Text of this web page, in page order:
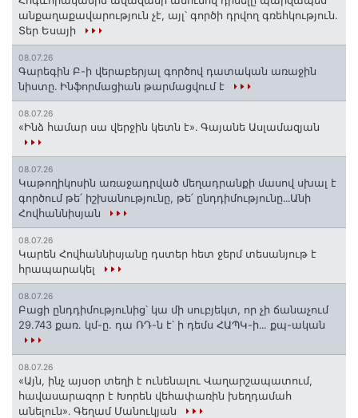
անքաղաքավարություն չէ, այլ՝ գործի դրվող գռեհկություն.
Տեր Եսայի
08.07.26
Գարեգին Բ-ի վերաբերյալ գործով դատական առաջին
նիստը․ Ինֆորմացիան թարմացվում է
08.07.26
«Ինձ համար սա վերջին կետն է»․ Գայանե Ասլամազյան
08.07.26
Կաթողիկոսին առաջադրված մեղադրանքի մասով սխալ է
գործում թե՛ իշխանությունը, թե՛ ընդդիմությունը․․․Անի
Հովհաննիսյան
08.07.26
Կարեն Հովհաննիսյանը դստեր հետ ջերմ տեսանյութ է
հրապարակել
08.07.26
Բացի ընդդիմությունից՝ կա մի սուբյեկտ, որ չի ճանաչում
29.743 քառ. կմ-ը. դա ՌԴ-ն է՝ ի դեմս ՀԱՊԿ-ի․․. քպ-ական
08.07.26
«Այն, ինչ այսօր տեղի է ունենալու Վաղարշապատում,
հավասարազոր է Խորեն վեհափառին խեղդամահ
անելուն»․ Գեղամ Մանուկյան